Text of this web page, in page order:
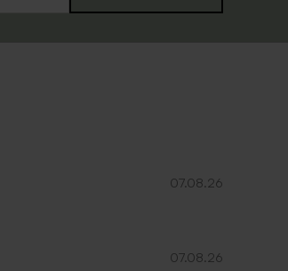
07.08.26
07.08.26